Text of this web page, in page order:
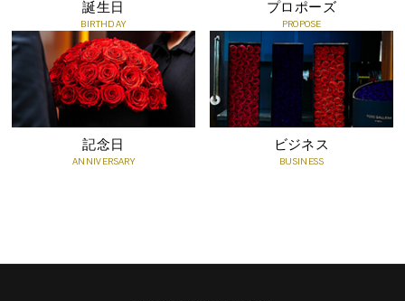
誕生日
BIRTHDAY
プロポーズ
PROPOSE
記念日
ANNIVERSARY
ビジネス
BUSINESS